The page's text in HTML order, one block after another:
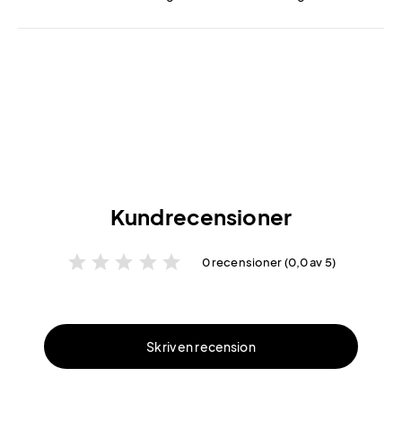
Kundrecensioner
star star star star star 0 recensioner (0,0 av 5)
Skriv en recension